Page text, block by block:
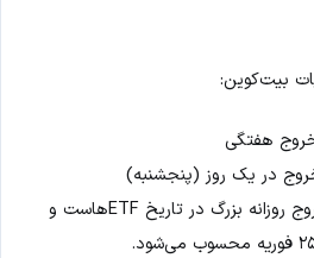
این رقم دومین خروج روزانه بزرگ در تاریخ ETFهاست و